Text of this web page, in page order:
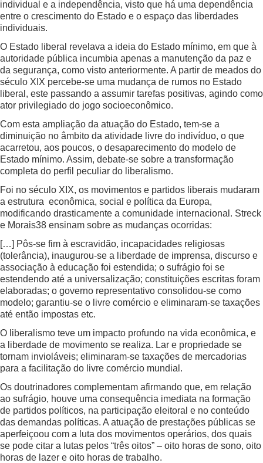
individual e a independência, visto que há uma dependência
entre o crescimento do Estado e o espaço das liberdades
individuais.
O Estado liberal revelava a ideia do Estado mínimo, em que à
autoridade pública incumbia apenas a manutenção da paz e
da segurança, como visto anteriormente. A partir de meados do
século XIX percebe-se uma mudança de rumos no Estado
liberal, este passando a assumir tarefas positivas, agindo como
ator privilegiado do jogo socioeconômico.
Com esta ampliação da atuação do Estado, tem-se a
diminuição no âmbito da atividade livre do indivíduo, o que
acarretou, aos poucos, o desaparecimento do modelo de
Estado mínimo. Assim, debate-se sobre a transformação
completa do perfil peculiar do liberalismo.
Foi no século XIX, os movimentos e partidos liberais mudaram
a estrutura econômica, social e política da Europa,
modificando drasticamente a comunidade internacional. Streck
e Morais38 ensinam sobre as mudanças ocorridas:
[…] Pôs-se fim à escravidão, incapacidades religiosas
(tolerância), inaugurou-se a liberdade de imprensa, discurso e
associação à educação foi estendida; o sufrágio foi se
estendendo até a universalização; constituições escritas foram
elaboradas; o governo representativo consolidou-se como
modelo; garantiu-se o livre comércio e eliminaram-se taxações
até então impostas etc.
O liberalismo teve um impacto profundo na vida econômica, e
a liberdade de movimento se realiza. Lar e propriedade se
tornam invioláveis; eliminaram-se taxações de mercadorias
para a facilitação do livre comércio mundial.
Os doutrinadores complementam afirmando que, em relação
ao sufrágio, houve uma consequência imediata na formação
de partidos políticos, na participação eleitoral e no conteúdo
das demandas políticas. A atuação de prestações públicas se
aperfeiçoou com a luta dos movimentos operários, dos quais
se pode citar a lutas pelos “três oitos” – oito horas de sono, oito
horas de lazer e oito horas de trabalho.